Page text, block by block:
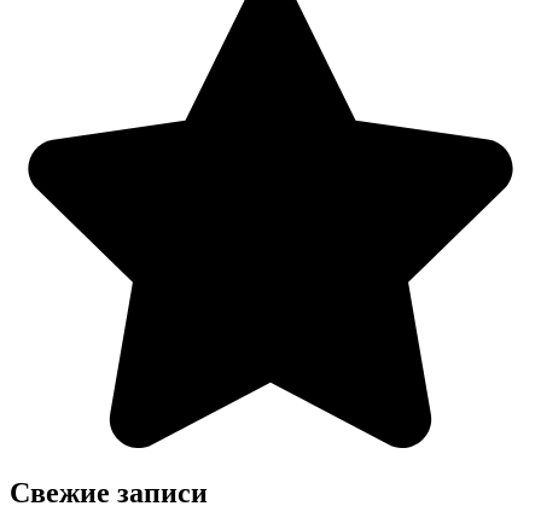
Свежие записи